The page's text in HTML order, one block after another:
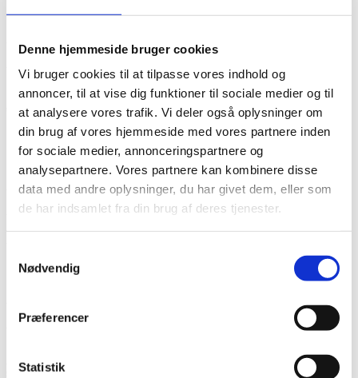
Denne hjemmeside bruger cookies
Vi bruger cookies til at tilpasse vores indhold og
annoncer, til at vise dig funktioner til sociale medier og til
at analysere vores trafik. Vi deler også oplysninger om
din brug af vores hjemmeside med vores partnere inden
for sociale medier, annonceringspartnere og
analysepartnere. Vores partnere kan kombinere disse
data med andre oplysninger, du har givet dem, eller som
de har indsamlet fra din brug af deres tjenester.
Nødvendig
Præferencer
Statistik
Individuelle forløb
Private
Tilbud om undervisning i netværksinddragelse
Faglig rådgivning
Nikotin- og røgfrihed, netværksinddragelse, vægttab, kostvejledning,
cøliaki